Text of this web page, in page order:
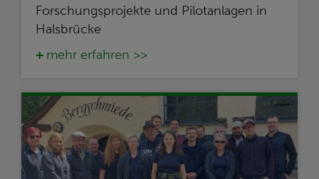
Forschungsprojekte und Pilotanlagen in
Halsbrücke
mehr erfahren >>